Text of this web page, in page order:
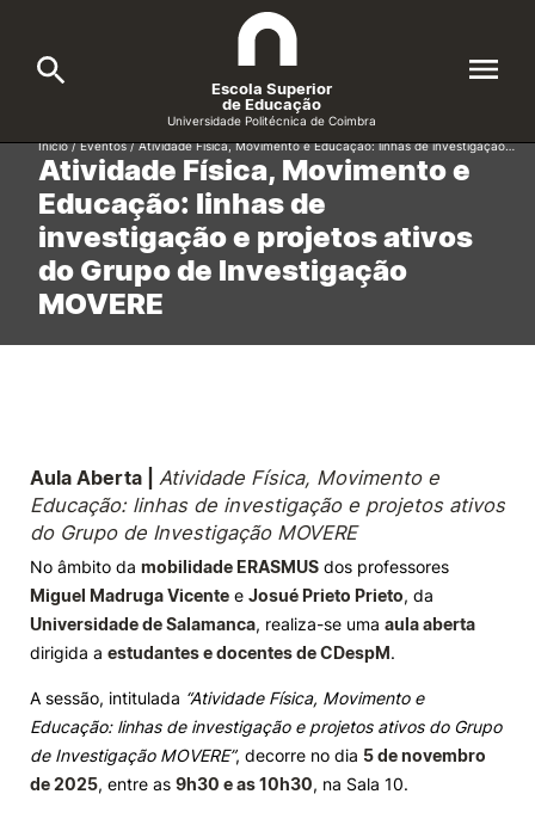
A ESEC
Cursos
Candidatos
Alunos
Knowledge Factory
Candidaturas
Escola Superior
de Educação
Universidade Politécnica de Coimbra
Search
Formative Offer General
Atividade Física, Movimento e
Educação: linhas de
investigação e projetos ativos
do Grupo de Investigação
MOVERE
Início/Eventos/Atividade Física, Movimento e Educação: linhas de investigação…
Aula Aberta | Atividade Física, Movimento e
Educação: linhas de investigação e projetos ativos
do Grupo de Investigação MOVERE
No âmbito da mobilidade ERASMUS dos professores
Miguel Madruga Vicente e Josué Prieto Prieto, da
Universidade de Salamanca, realiza-se uma aula aberta
dirigida a estudantes e docentes de CDespM.
A sessão, intitulada “Atividade Física, Movimento e
Educação: linhas de investigação e projetos ativos do Grupo
de Investigação MOVERE”, decorre no dia 5 de novembro
de 2025, entre as 9h30 e as 10h30, na Sala 10.